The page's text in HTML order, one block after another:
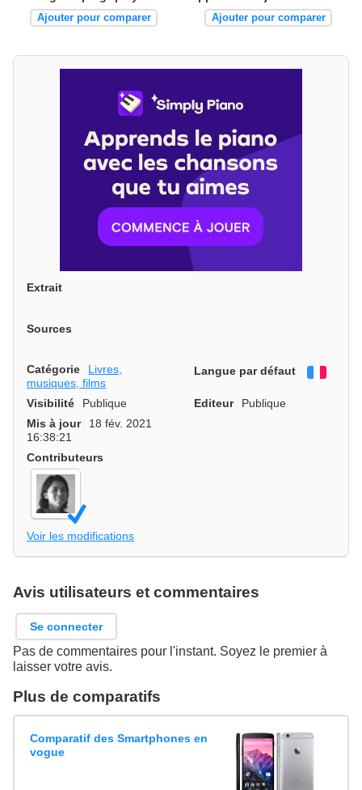
Ajouter pour comparer Ajouter pour comparer
Extrait
Sources
Catégorie
Livres,
musiques, films
Langue par défaut
Visibilité Publique Editeur
Publique
Mis à jour
18 fév. 2021
16:38:21
Contributeurs
Voir les modifications
Avis utilisateurs et commentaires
Se connecter
Pas de commentaires pour l'instant. Soyez le premier à
laisser votre avis.
Plus de comparatifs
Comparatif des Smartphones en
vogue